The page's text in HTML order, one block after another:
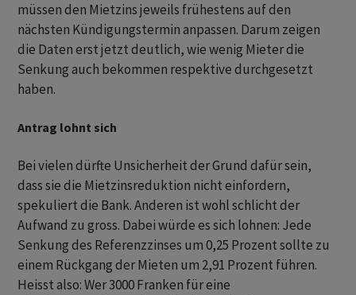
müssen den Mietzins jeweils frühestens auf den
nächsten Kündigungstermin anpassen. Darum zeigen
die Daten erst jetzt deutlich, wie wenig Mieter die
Senkung auch bekommen respektive durchgesetzt
haben.
Antrag lohnt sich
Bei vielen dürfte Unsicherheit der Grund dafür sein,
dass sie die Mietzinsreduktion nicht einfordern,
spekuliert die Bank. Anderen ist wohl schlicht der
Aufwand zu gross. Dabei würde es sich lohnen: Jede
Senkung des Referenzzinses um 0,25 Prozent sollte zu
einem Rückgang der Mieten um 2,91 Prozent führen.
Heisst also: Wer 3000 Franken für eine